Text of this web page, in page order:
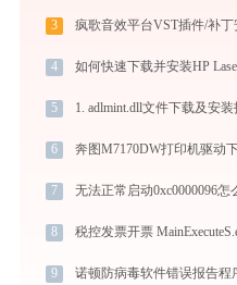
3 疯歌音效平台VST插件/补
4
5 1. adlmint.dll文件下载及安
6
7 无法正常启动0xc0000096怎
8 税控发票开票
9